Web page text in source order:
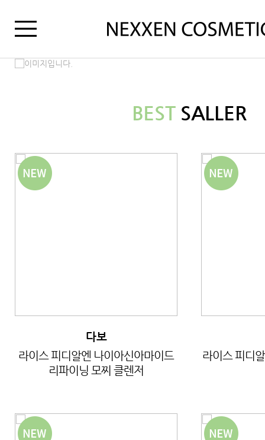
BESTSALLER
다보
라이스 피디알엔 나이아신아마이드
리파이닝 모찌 클렌저
라이스 피디